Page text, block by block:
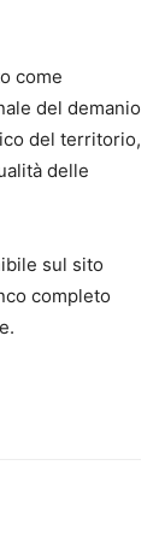
come
del demanio
del territorio,
delle
sul sito
completo